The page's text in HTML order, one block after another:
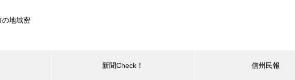
新聞Check！ 信州民報